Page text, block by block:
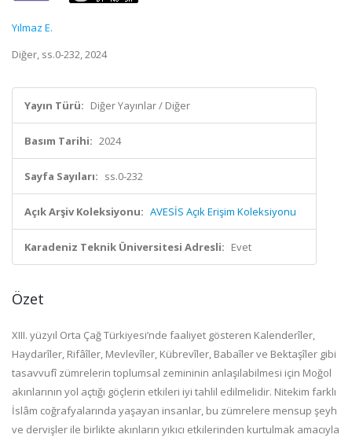
Yılmaz E.
Diğer, ss.0-232, 2024
Yayın Türü: Diğer Yayınlar / Diğer
Basım Tarihi: 2024
Sayfa Sayıları: ss.0-232
Açık Arşiv Koleksiyonu: AVESİS Açık Erişim Koleksiyonu
Karadeniz Teknik Üniversitesi Adresli: Evet
Özet
XIII. yüzyıl Orta Çağ Türkiyesi’nde faaliyet gösteren Kalenderîler,
Haydarîler, Rifâîler, Mevlevîler, Kübrevîler, Babaîler ve Bektaşîler gibi
tasavvufî zümrelerin toplumsal zemininin anlaşılabilmesi için Moğol
akınlarının yol açtığı göçlerin etkileri iyi tahlil edilmelidir. Nitekim farklı
İslâm coğrafyalarında yaşayan insanlar, bu zümrelere mensup şeyh
ve dervişler ile birlikte akınların yıkıcı etkilerinden kurtulmak amacıyla